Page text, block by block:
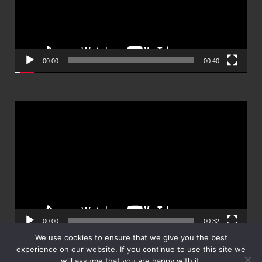
00:00 00:40
00:00 00:32
We use cookies to ensure that we give you the best
experience on our website. If you continue to use this site we